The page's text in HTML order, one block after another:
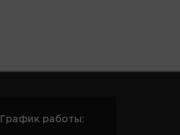
График работы: